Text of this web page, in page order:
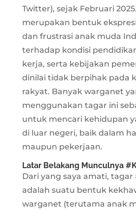
Twitter), sejak Februari
merupakan bentuk
dan frustrasi anak muda
terhadap kondisi
kerja, serta kebijakan
dinilai tidak berpihak pada
rakyat. Banyak warganet
menggunakan tagar ini
untuk mencari kehidupan
di luar negeri, baik dalam
maupun pekerjaan.
Latar Belakang Munculnya
Dari yang saya amati,
adalah suatu bentuk
warganet (terutama anak